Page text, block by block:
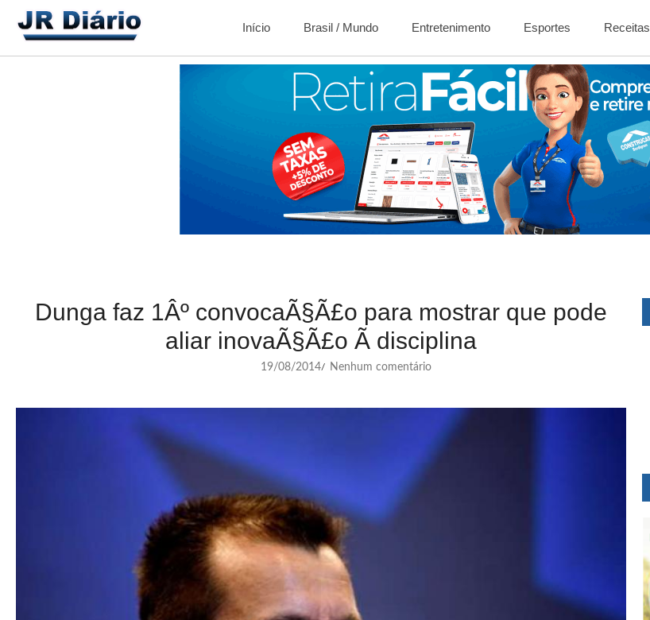
Início Brasil / Mundo Entretenimento Esportes Receitas
Dunga faz 1Âº convocaÃ§Ã£o para mostrar que pode
aliar inovaÃ§Ã£o Ã disciplina
19/08/2014/ Nenhum comentário